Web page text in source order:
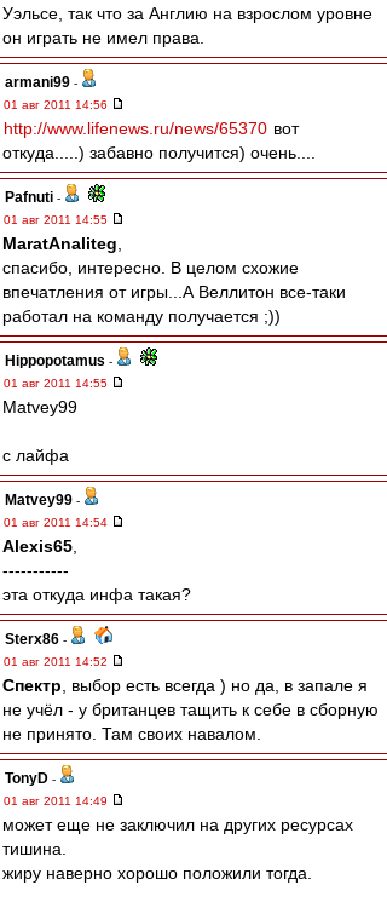
Уэльсе, так что за Англию на взрослом уровне
он играть не имел права.
armani99 -
01 авг 2011 14:56
http://www.lifenews.ru/news/65370 вот
откуда.....) забавно получится) очень....
Pafnuti -
01 авг 2011 14:55
MaratAnaliteg
спасибо, интересно. В целом схожие
впечатления от игры...А Веллитон все-таки
работал на команду получается ;))
Hippopotamus -
01 авг 2011 14:55
Matvey99
с лайфа
Matvey99 -
01 авг 2011 14:54
Alexis65
-----------
эта откуда инфа такая?
Sterx86 -
01 авг 2011 14:52
Спектр , выбор есть всегда ) но да, в запале я
не учёл - у британцев тащить к себе в сборную
не принято. Там своих навалом.
TonyD -
01 авг 2011 14:49
может еще не заключил на других ресурсах
тишина.
жиру наверно хорошо положили тогда.